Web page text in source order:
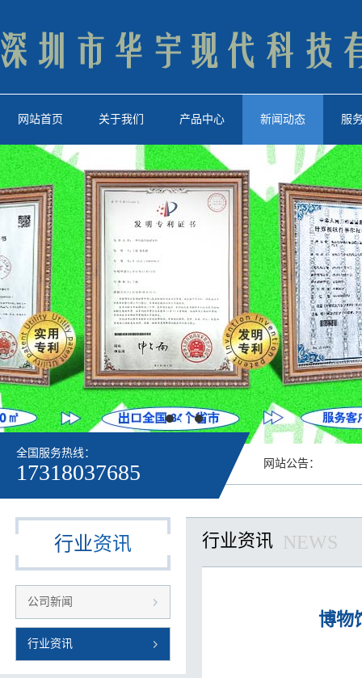
网站首页 关于我们 产品中心 新闻动态 服
全国服务热线：
17318037685 网站公告：
行业资讯
公司新闻
行业资讯
行业资讯 NEWS
博物